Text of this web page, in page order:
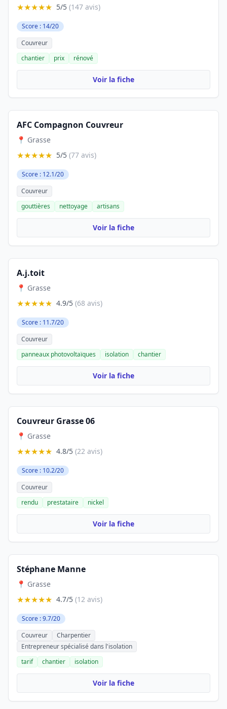
★★★★★ 5/5 (147 avis)
Score : 14/20
Couvreur
chantier
prix rénové
Voir la fiche
AFC Compagnon Couvreur
📍 Grasse
★★★★★ 5/5 (77 avis)
Score : 12.1/20
Couvreur
gouttières
nettoyage artisans
Voir la fiche
A.j.toit
📍 Grasse
★★★★★ 4.9/5 (68 avis)
Score : 11.7/20
Couvreur
panneaux photovoltaïques
isolation chantier
Voir la fiche
Couvreur Grasse 06
📍 Grasse
★★★★★ 4.8/5 (22 avis)
Score : 10.2/20
Couvreur
rendu
prestataire nickel
Voir la fiche
Stéphane Manne
📍 Grasse
★★★★★ 4.7/5 (12 avis)
Score : 9.7/20
Couvreur
Charpentier
Entrepreneur spécialisé dans l'isolation
tarif
chantier isolation
Voir la fiche